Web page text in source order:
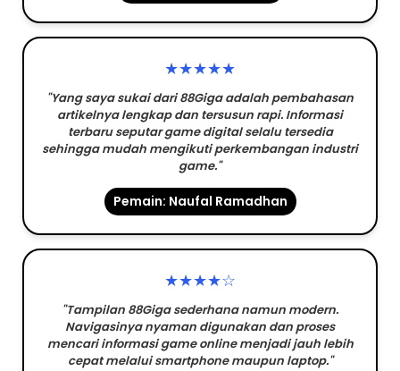
★★★★★
"Yang saya sukai dari 88Giga adalah pembahasan
artikelnya lengkap dan tersusun rapi. Informasi
terbaru seputar game digital selalu tersedia
sehingga mudah mengikuti perkembangan industri
game."
Pemain: Naufal Ramadhan
★★★★☆
"Tampilan 88Giga sederhana namun modern.
Navigasinya nyaman digunakan dan proses
mencari informasi game online menjadi jauh lebih
cepat melalui smartphone maupun laptop."